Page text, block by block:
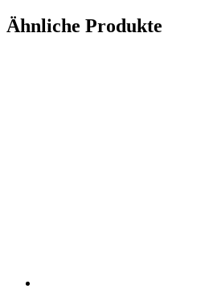
Ähnliche Produkte